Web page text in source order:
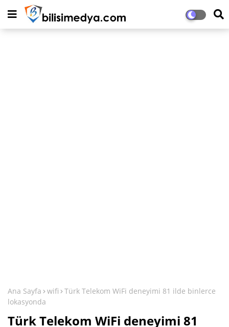
Ana Sayfa wifi
Türk Telekom WiFi deneyimi 81 ilde binlerce
lokasyonda
Türk Telekom WiFi deneyimi 81